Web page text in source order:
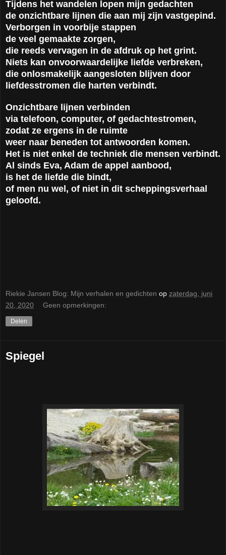
Tijdens het wandelen lopen mijn gedachten
de onzichtbare lijnen die aan mij zijn vastgepind.
Verborgen in voorbije stappen
de veel gemaakte zorgen,
die reeds vervagen in de afdruk op het grint.
Niets kan onvoorwaardelijke liefde verbreken,
die onlosmakelijk aangesloten blijven door
liefdesstromen die harten verbindt.
Onzichtbare lijnen verbinden
via telefoon, computer, of gedachtestromen,
zodat ze ergens in de ruimte
weer naar beneden tot antwoorden komen.
Het is niet enkel de techniek die mensen verbindt.
Al sinds Eva, Adam de appel aanbood,
is het de liefde die bindt,
of men nu wel, of niet in dit scheppingsverhaal
geloofd.
Riekie Jansen Blog: Mijn verhalen en gedichten op zaterdag, juni
20, 2020
Geen opmerkingen:
Delen
Spiegel